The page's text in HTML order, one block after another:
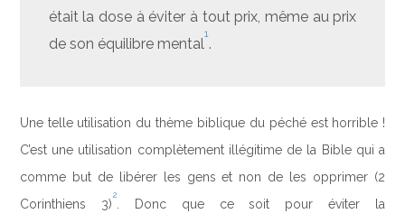
était la dose à éviter à tout prix, même au prix
de son équilibre mental
1
.
Une telle utilisation du thème biblique du péché est horrible !
C’est une utilisation complètement illégitime de la Bible qui a
comme but de libérer les gens et non de les opprimer (2
Corinthiens 3)
2
. Donc que ce soit pour éviter la